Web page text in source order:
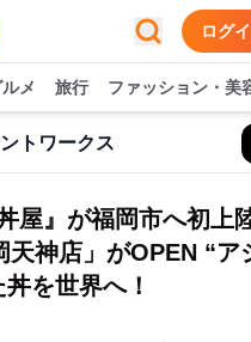
ログ
メ 旅行 ファッション・美
トワークス
屋』が福岡市へ初上
天神店」がOPEN “ア
を世界へ！